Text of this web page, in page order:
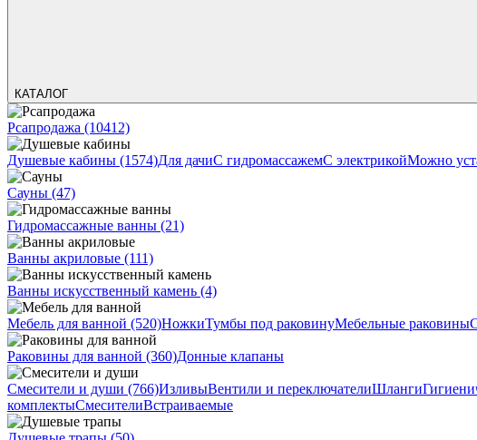
КАТАЛОГ
Рсапродажа (10412)
Душевые кабины (1574)Для дачиС гидромассажемС электрикойМожно
Сауны (47)
Гидромассажные ванны (21)
Ванны акриловые (111)
Ванны искусственный камень (4)
Мебель для ванной (520)НожкиТумбы под раковинуМебельные раковины
Раковины для ванной (360)Донные клапаны
Смесители и души (766)ИзливыВентили и переключателиШланги
комплектыСмесителиВстраиваемые